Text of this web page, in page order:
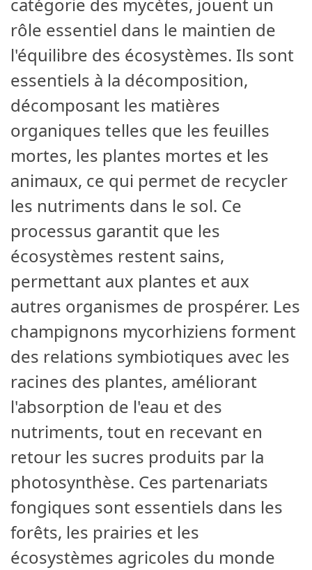
rôle essentiel dans le maintien de
l'équilibre des écosystèmes. Ils sont
essentiels à la décomposition,
décomposant les matières
organiques telles que les feuilles
mortes, les plantes mortes et les
animaux, ce qui permet de recycler
les nutriments dans le sol. Ce
processus garantit que les
écosystèmes restent sains,
permettant aux plantes et aux
autres organismes de prospérer. Les
champignons mycorhiziens forment
des relations symbiotiques avec les
racines des plantes, améliorant
l'absorption de l'eau et des
nutriments, tout en recevant en
retour les sucres produits par la
photosynthèse. Ces partenariats
fongiques sont essentiels dans les
forêts, les prairies et les
écosystèmes agricoles du monde